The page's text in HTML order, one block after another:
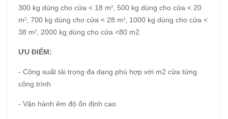
300 kg dùng cho cửa < 18 m2
, 500 kg dùng cho cửa < 20
m2 , 700 kg dùng cho cửa < 28 m2
, 1000 kg dùng cho cửa <
38 m2 , 2000 kg dùng cho cửa <80 m2
ƯU ĐIỂM:
- Công suất tải trọng đa dạng phù hợp với m2 cửa từng
công trình
- Vận hành êm độ ổn định cao